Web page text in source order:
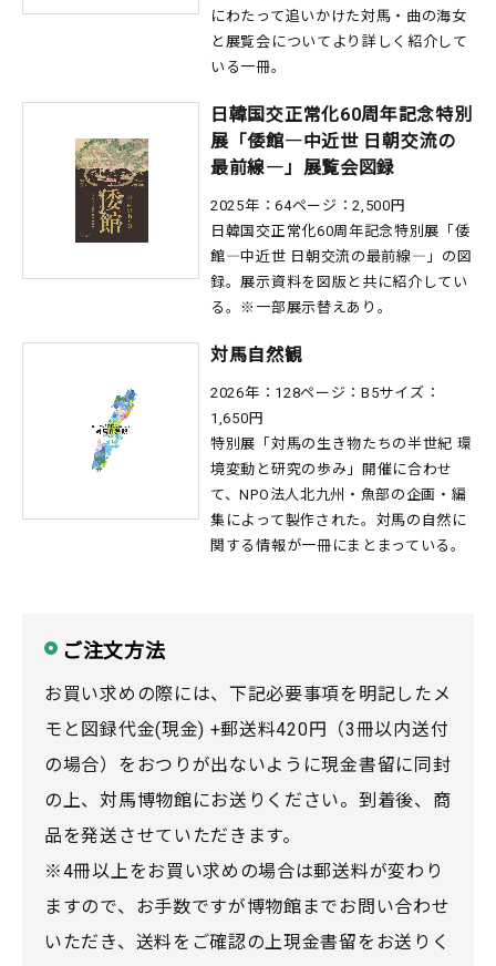
にわたって追いかけた対馬・曲の海女
と展覧会についてより詳しく紹介して
いる一冊。
日韓国交正常化60周年記念特別
展「倭館―中近世 日朝交流の
最前線―」展覧会図録
2025年：64ページ：2,500円
日韓国交正常化60周年記念特別展「倭
館―中近世 日朝交流の最前線―」の図
録。展示資料を図版と共に紹介してい
る。※一部展示替えあり。
対馬自然観
2026年：128ページ：B5サイズ：
1,650円
特別展「対馬の生き物たちの半世紀 環
境変動と研究の歩み」開催に合わせ
て、NPO法人北九州・魚部の企画・編
集によって製作された。対馬の自然に
関する情報が一冊にまとまっている。
ご注文方法
お買い求めの際には、下記必要事項を明記したメ
モと図録代金(現金) +郵送料420円（3冊以内送付
の場合）をおつりが出ないように現金書留に同封
の上、対馬博物館にお送りください。 到着後、商
品を発送させていただきます。
※4冊以上をお買い求めの場合は郵送料が変わり
ますので、お手数ですが博物館までお問い合わせ
いただき、送料をご確認の上現金書留をお送りく